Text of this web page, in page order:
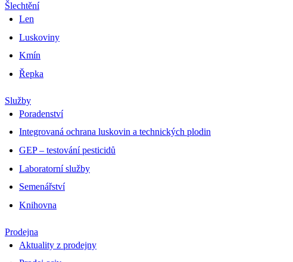
Šlechtění
Len
Luskoviny
Kmín
Řepka
Služby
Poradenství
Integrovaná ochrana luskovin a technických plodin
GEP – testování pesticidů
Laboratorní služby
Semenářství
Knihovna
Prodejna
Aktuality z prodejny